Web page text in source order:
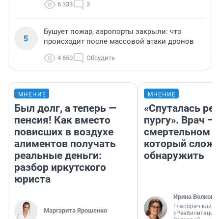
6 333 3
5
Бушует пожар, аэропорты закрыли: что
происходит после массовой атаки дронов
4 650 Обсудить
МНЕНИЕ
Был долг, а теперь —
пенсия! Как вместо
повисших в воздухе
алиментов получать
реальные деньги:
разбор иркутского
юриста
Маргарита Ярошенко
МНЕНИЕ
«Спуталась
пургу». Врач —
смертельном
который
обнаружить
Ирина Волкова
Главврач
«Реабилитация